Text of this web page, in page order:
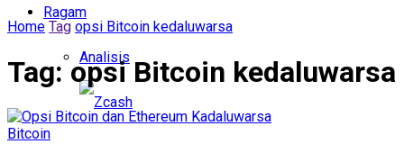
Ragam
Analisis
Home Tag opsi Bitcoin kedaluwarsa
Tag:opsi Bitcoin kedaluwarsa
Bitcoin